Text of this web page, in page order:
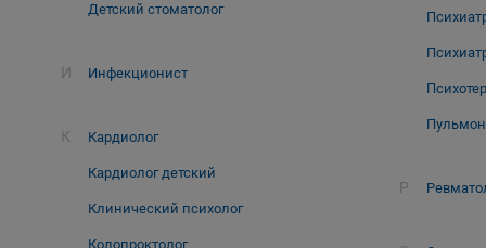
Детский стоматолог
И Инфекционист
К Кардиолог
Кардиолог детский
Клинический психолог
Колопроктолог
Р